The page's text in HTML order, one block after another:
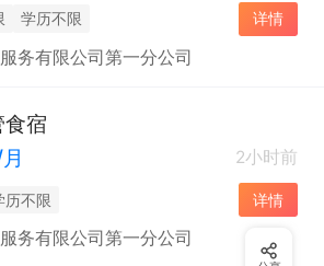
学历不限 详情
务有限公司第一分公司
宿
2小时前
历不限 详情
务有限公司第一分公司